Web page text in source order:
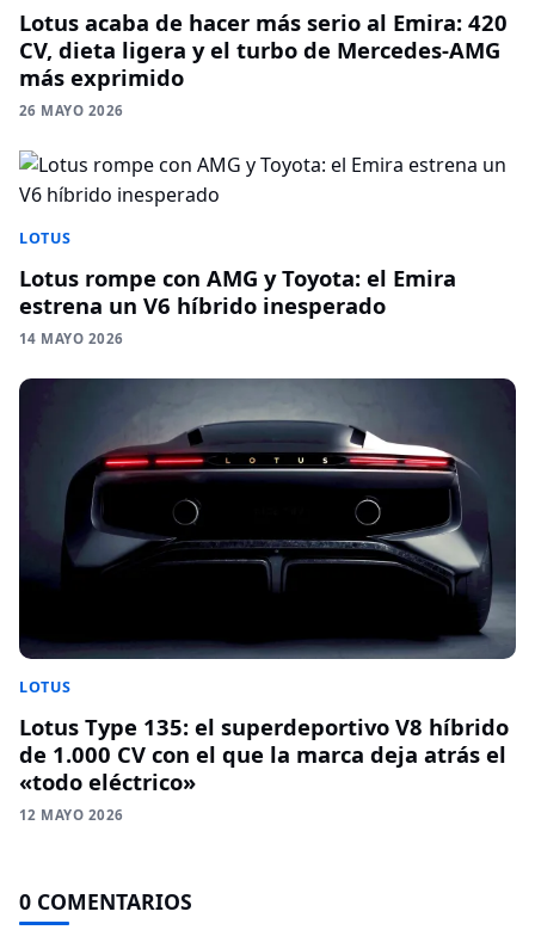
Lotus acaba de hacer más serio al Emira: 420
CV, dieta ligera y el turbo de Mercedes-AMG
más exprimido
26 MAYO 2026
LOTUS
Lotus rompe con AMG y Toyota: el Emira
estrena un V6 híbrido inesperado
14 MAYO 2026
LOTUS
Lotus Type 135: el superdeportivo V8 híbrido
de 1.000 CV con el que la marca deja atrás el
«todo eléctrico»
12 MAYO 2026
0 COMENTARIOS